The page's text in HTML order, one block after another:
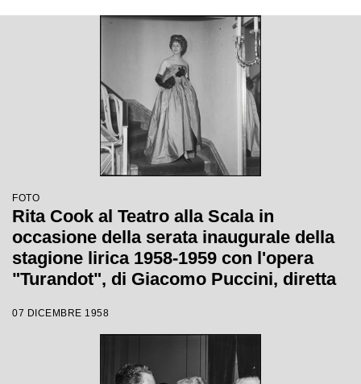
FOTO
Rita Cook al Teatro alla Scala in
occasione della serata inaugurale della
stagione lirica 1958-1959 con l'opera
"Turandot", di Giacomo Puccini, diretta
Margherita Wallmann
07 DICEMBRE 1958